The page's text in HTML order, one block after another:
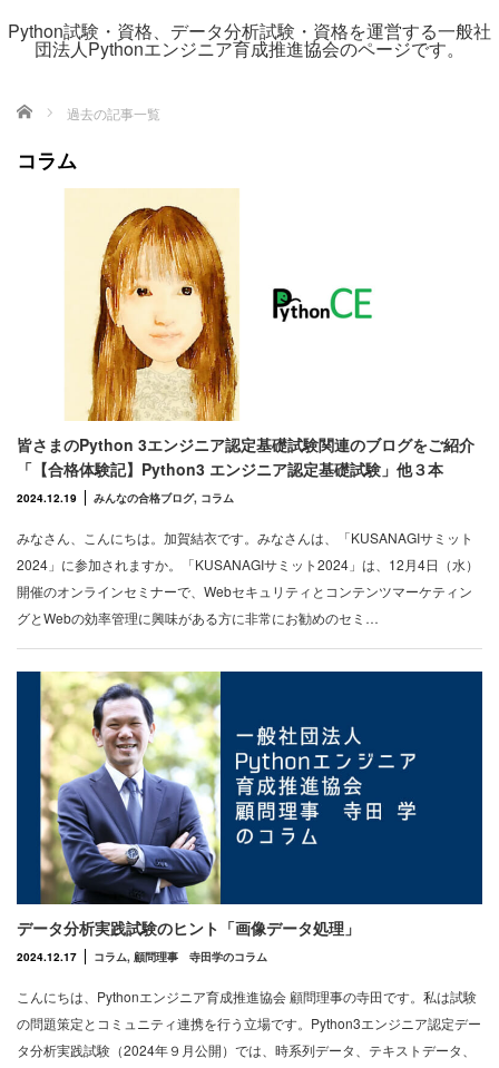
Python試験・資格、データ分析試験・資格を運営する一般社
団法人Pythonエンジニア育成推進協会のページです。
ホーム 過去の記事一覧
コラム
皆さまのPython 3エンジニア認定基礎試験関連のブログをご紹介
「【合格体験記】Python3 エンジニア認定基礎試験」他３本
2024.12.19 みんなの合格ブログ, コラム
みなさん、こんにちは。加賀結衣です。みなさんは、「KUSANAGIサミット
2024」に参加されますか。「KUSANAGIサミット2024」は、12月4日（水）
開催のオンラインセミナーで、Webセキュリティとコンテンツマーケティン
グとWebの効率管理に興味がある方に非常にお勧めのセミ…
データ分析実践試験のヒント「画像データ処理」
2024.12.17 コラム, 顧問理事 寺田学のコラム
こんにちは、Pythonエンジニア育成推進協会 顧問理事の寺田です。私は試験
の問題策定とコミュニティ連携を行う立場です。Python3エンジニア認定デー
タ分析実践試験（2024年９月公開）では、時系列データ、テキストデータ、